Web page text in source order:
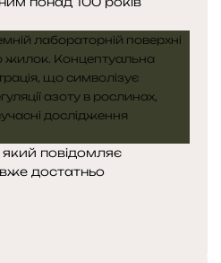
який повідомляє
достатньо